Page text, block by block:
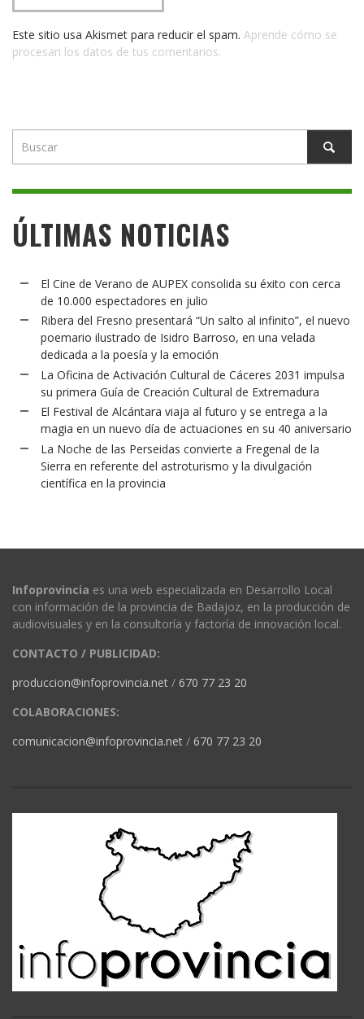
Este sitio usa Akismet para reducir el spam. Aprende cómo se
procesan los datos de tus comentarios.
ÚLTIMAS NOTICIAS
El Cine de Verano de AUPEX consolida su éxito con cerca
de 10.000 espectadores en julio
Ribera del Fresno presentará “Un salto al infinito”, el nuevo
poemario ilustrado de Isidro Barroso, en una velada
dedicada a la poesía y la emoción
La Oficina de Activación Cultural de Cáceres 2031 impulsa
su primera Guía de Creación Cultural de Extremadura
El Festival de Alcántara viaja al futuro y se entrega a la
magia en un nuevo día de actuaciones en su 40 aniversario
La Noche de las Perseidas convierte a Fregenal de la
Sierra en referente del astroturismo y la divulgación
científica en la provincia
Infoprovincia es una web especializada en Desarrollo Local
con información de la provincia de Badajoz, en la producción de
audiovisuales y en la consultoría y factoría de innovación local.
CONTACTO / PUBLICIDAD:
produccion@infoprovincia.net / 670 77 23 20
COLABORACIONES:
comunicacion@infoprovincia.net / 670 77 23 20